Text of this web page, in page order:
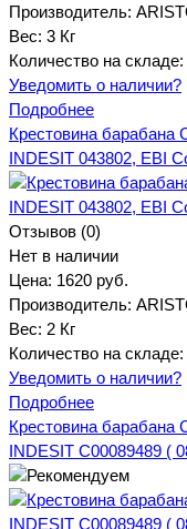
Производитель:
Вес: 3 Кг
Количество на складе:
Уведомить о наличии?
Подробнее
Крестовина
INDESIT 043802, EBI
Отзывов (0)
Нет в наличии
Цена: 1620 руб.
Производитель:
Вес: 2 Кг
Количество на складе:
Уведомить о наличии?
Подробнее
Крестовина
INDESIT C00089489 (